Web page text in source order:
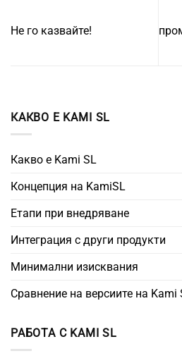
Не го казвайте!
КАКВО Е KAMI SL
Какво е Kami SL
Концепция на KamiSL
Етапи при внедряване
Интеграция с други продукти
Минимални изисквания
Сравнение на версиите на Kami
РАБОТА С KAMI SL